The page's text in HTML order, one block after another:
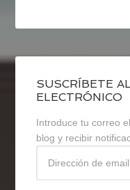
SUSCRÍBETE
ELECTRÓNICO
Introduce tu correo
blog y recibir
email